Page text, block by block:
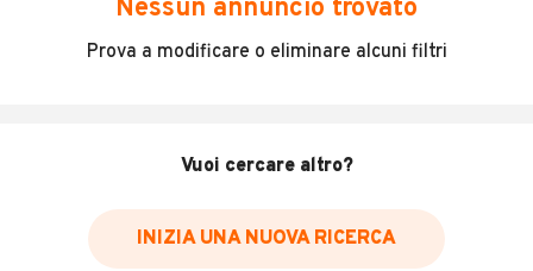
Incidenti in cui è stato coinvolto il veicolo
Data e luogo delle revisioni effettuate
Inserisci il numero di targa per verificare la disponibilità
Nessun annuncio trovato
Prova a modificare o eliminare alcuni filtri
Vuoi cercare altro?
INIZIA UNA NUOVA RICERCA